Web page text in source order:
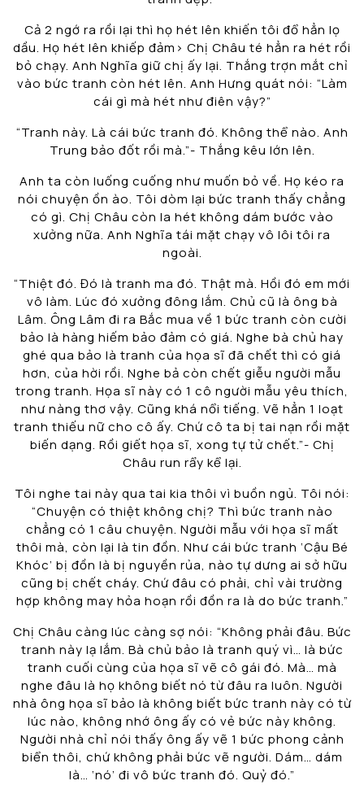
Cả 2 ngớ ra rồi lại thì họ hét lên khiến tôi đổ hẳn lọ
dầu. Họ hét lên khiếp đảm> Chị Châu té hẳn ra hét rồi
bỏ chạy. Anh Nghĩa giữ chị ấy lại. Thắng trợn mắt chỉ
vào bức tranh còn hét lên. Anh Hưng quát nói: “Làm
cái gì mà hét như điên vậy?”
“Tranh này. Là cái bức tranh đó. Không thể nào. Anh
Trung bảo đốt rồi mà.”- Thắng kêu lớn lên.
Anh ta còn luống cuống như muốn bỏ về. Họ kéo ra
nói chuyện ồn ào. Tôi dòm lại bức tranh thấy chẳng
có gì. Chị Châu còn la hét không dám bước vào
xưởng nữa. Anh Nghĩa tái mặt chạy vô lôi tôi ra
ngoài.
“Thiệt đó. Đó là tranh ma đó. Thật mà. Hồi đó em mới
vô làm. Lúc đó xưởng đông lắm. Chủ cũ là ông bà
Lâm. Ông Lâm đi ra Bắc mua về 1 bức tranh còn cười
bảo là hàng hiếm bảo đảm có giá. Nghe bà chủ hay
ghé qua bảo là tranh của họa sĩ đã chết thì có giá
hơn, của hời rồi. Nghe bả còn chết giễu người mẫu
trong tranh. Họa sĩ này có 1 cô người mẫu yêu thích,
như nàng thơ vậy. Cũng khá nổi tiếng. Vẽ hẳn 1 loạt
tranh thiếu nữ cho cô ấy. Chứ cô ta bị tai nạn rồi mặt
biến dạng. Rồi giết họa sĩ, xong tự tử chết.”- Chị
Châu run rẩy kể lại.
Tôi nghe tai này qua tai kia thôi vì buồn ngủ. Tôi nói:
“Chuyện có thiệt không chị? Thì bức tranh nào
chẳng có 1 câu chuyện. Người mẫu với họa sĩ mất
thôi mà, còn lại là tin đồn. Như cái bức tranh ‘Cậu Bé
Khóc’ bị đồn là bị nguyền rủa, nào tự dưng ai sở hữu
cũng bị chết cháy. Chứ đâu có phải, chỉ vài trường
hợp không may hỏa hoạn rồi đồn ra là do bức tranh.”
Chị Châu càng lúc càng sợ nói: “Không phải đâu. Bức
tranh này lạ lắm. Bà chủ bảo là tranh quý vì… là bức
tranh cuối cùng của họa sĩ vẽ cô gái đó. Mà… mà
nghe đâu là họ không biết nó từ đâu ra luôn. Người
nhà ông họa sĩ bảo là không biết bức tranh này có từ
lúc nào, không nhớ ông ấy có vẻ bức này không.
Người nhà chỉ nói thấy ông ấy vẽ 1 bức phong cảnh
biển thôi, chứ không phải bức vẽ người. Dám… dám
là… ‘nó’ đi vô bức tranh đó. Quỷ đó.”